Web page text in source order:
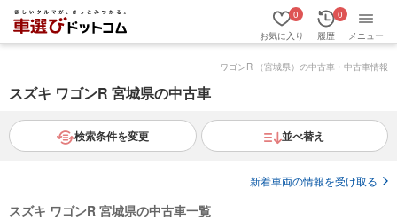
お気に入り
0
履歴
0
メニュー
ワゴンR （宮城県）の中古車・中古車情報
スズキ ワゴンR 宮城県の中古車
検索条件を変更 並べ替え
新着車両の情報を受け取る
スズキ ワゴンR 宮城県の中古車一覧